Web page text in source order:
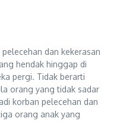
dan kekerasan
hendak hinggap di
pergi. Tidak berarti
orang yang tidak sadar
korban pelecehan dan
orang anak yang